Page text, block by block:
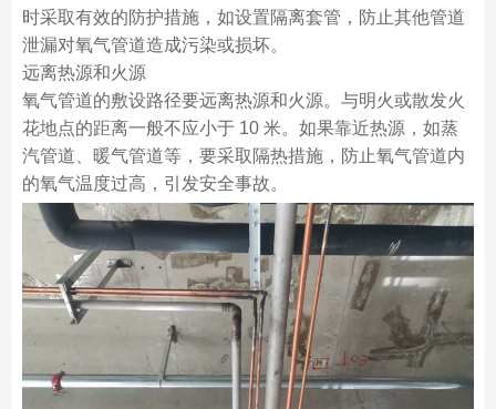
时采取有效的防护措施，如设置隔离套管，防止其他管道
泄漏对氧气管道造成污染或损坏。
远离热源和火源
氧气管道的敷设路径要远离热源和火源。与明火或散发火
花地点的距离一般不应小于 10 米。如果靠近热源，如蒸
汽管道、暖气管道等，要采取隔热措施，防止氧气管道内
的氧气温度过高，引发安全事故。